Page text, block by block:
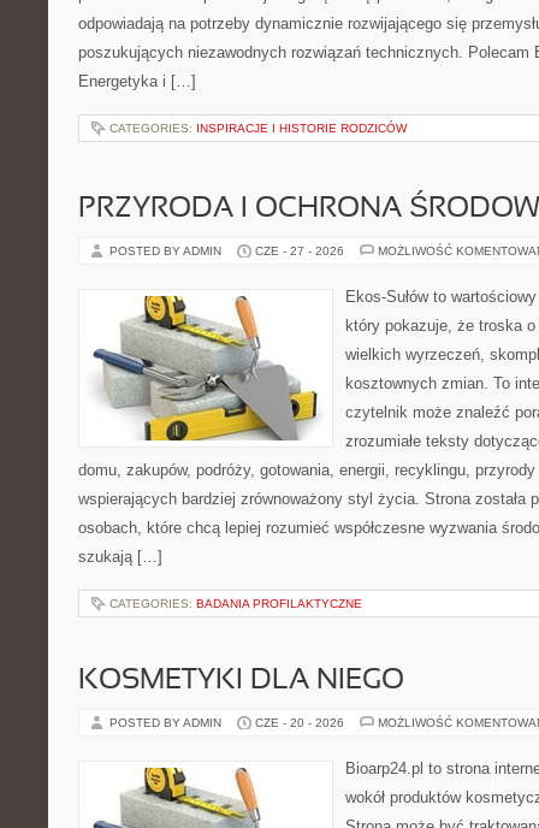
odpowiadają na potrzeby dynamicznie rozwijającego się
poszukujących niezawodnych rozwiązań technicznych. Polecam
Energetyka i […]
CATEGORIES: INSPIRACJE I HISTORIE RODZICÓW
PRZYRODA I OCHRONA
POSTED BY ADMIN CZE - 27 - 2026 MOŻLIWOŚĆ
Ekos-Sułów to
który pokazuje, że troska
wielkich wyrzeczeń,
kosztownych zmian. To
czytelnik może znaleźć
zrozumiałe teksty
domu, zakupów, podróży, gotowania, energii, recyklingu,
wspierających bardziej zrównoważony styl życia. Strona została
osobach, które chcą lepiej rozumieć współczesne wyzwania
szukają […]
CATEGORIES: BADANIA PROFILAKTYCZNE
KOSMETYKI DLA NIEGO
POSTED BY ADMIN CZE - 20 - 2026 MOŻLIWOŚĆ
Bioarp24.pl to strona
wokół produktów